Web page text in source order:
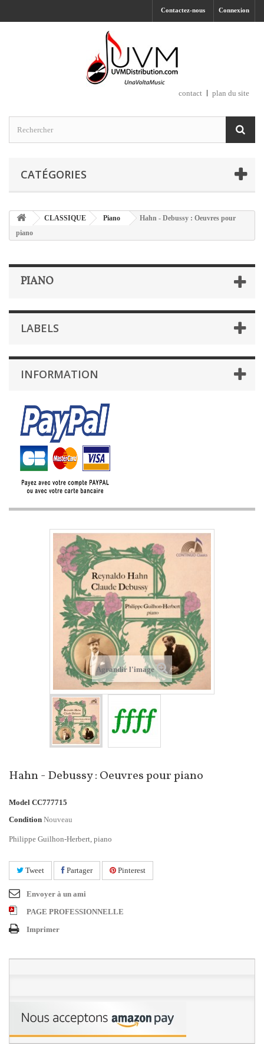
Connexion
Contactez-nous
contact plan du site
CATÉGORIES
CLASSIQUE Piano
Hahn - Debussy : Oeuvres pour
piano
PIANO
LABELS
INFORMATION
Agrandir l'image
Hahn - Debussy : Oeuvres pour piano
Model CC777715
Condition Nouveau
Philippe Guilhon-Herbert, piano
Tweet Partager Pinterest
Envoyer à un ami
PAGE PROFESSIONNELLE
Imprimer